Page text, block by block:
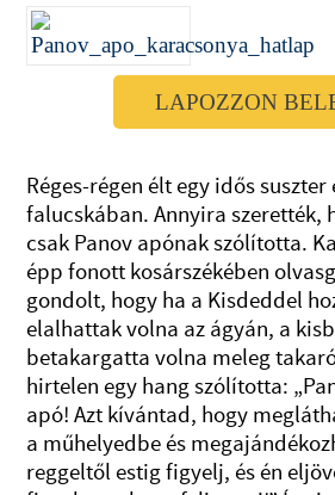
LAPOZZON
Réges-régen élt egy idős suszter
falucskában. Annyira szerették,
csak Panov apónak szólította.
épp fonott kosárszékében
gondolt, hogy ha a Kisdeddel
elalhattak volna az ágyán, a
betakargatta volna meleg
hirtelen egy hang szólította:
apó! Azt kívántad, hogy
a műhelyedbe és
reggeltől estig figyelj, és én